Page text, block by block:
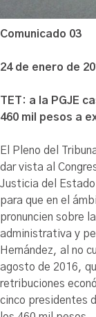
Comunicado 03
24 de enero de
TET: a la PGJE
460 mil pesos a
El Pleno del
dar vista al
Justicia del
para que en el
pronuncien sobre
administrativa y
Hernández, al no
agosto de 2016,
retribuciones
cinco presidentes